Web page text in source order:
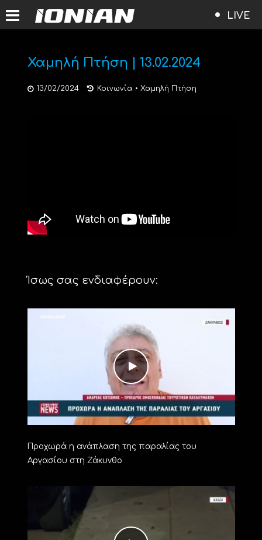
LIVE
Χαμηλή Πτήση | 13.02.2024
13/02/2024 Κοινωνία • Χαμηλή Πτήση
Ίσως σας ενδιαφέρουν:
Προχωρά η ανάπλαση της παραλίας του
Αργασίου στη Ζάκυνθο